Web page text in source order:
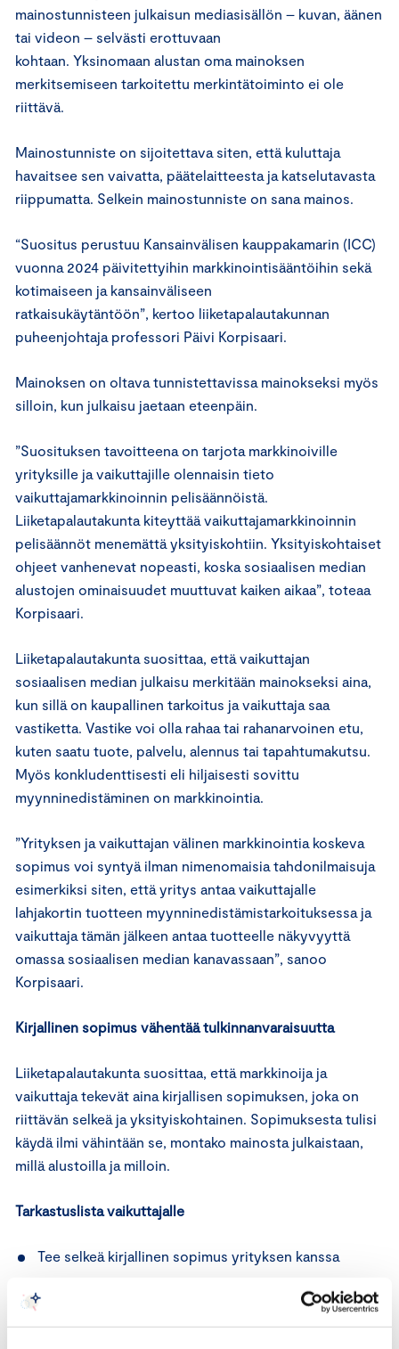
mainostunnisteen julkaisun mediasisällön – kuvan, äänen
tai videon – selvästi erottuvaan
kohtaan. Yksinomaan alustan oma mainoksen
merkitsemiseen tarkoitettu merkintätoiminto ei ole
riittävä.
Mainostunniste on sijoitettava siten, että kuluttaja
havaitsee sen vaivatta, päätelaitteesta ja katselutavasta
riippumatta. Selkein mainostunniste on sana mainos.
“Suositus perustuu Kansainvälisen kauppakamarin (ICC)
vuonna 2024 päivitettyihin markkinointisääntöihin sekä
kotimaiseen ja kansainväliseen
ratkaisukäytäntöön”, kertoo liiketapalautakunnan
puheenjohtaja professori Päivi Korpisaari.
Mainoksen on oltava tunnistettavissa mainokseksi myös
silloin, kun julkaisu jaetaan eteenpäin.
”Suosituksen tavoitteena on tarjota markkinoiville
yrityksille ja vaikuttajille olennaisin tieto
vaikuttajamarkkinoinnin pelisäännöistä.
Liiketapalautakunta kiteyttää vaikuttajamarkkinoinnin
pelisäännöt menemättä yksityiskohtiin. Yksityiskohtaiset
ohjeet vanhenevat nopeasti, koska sosiaalisen median
alustojen ominaisuudet muuttuvat kaiken aikaa”, toteaa
Korpisaari.
Liiketapalautakunta suosittaa, että vaikuttajan
sosiaalisen median julkaisu merkitään mainokseksi aina,
kun sillä on kaupallinen tarkoitus ja vaikuttaja saa
vastiketta. Vastike voi olla rahaa tai rahanarvoinen etu,
kuten saatu tuote, palvelu, alennus tai tapahtumakutsu.
Myös konkludenttisesti eli hiljaisesti sovittu
myynninedistäminen on markkinointia.
”Yrityksen ja vaikuttajan välinen markkinointia koskeva
sopimus voi syntyä ilman nimenomaisia tahdonilmaisuja
esimerkiksi siten, että yritys antaa vaikuttajalle
lahjakortin tuotteen myynninedistämistarkoituksessa ja
vaikuttaja tämän jälkeen antaa tuotteelle näkyvyyttä
omassa sosiaalisen median kanavassaan”, sanoo
Korpisaari.
Kirjallinen sopimus vähentää tulkinnanvaraisuutta
Liiketapalautakunta suosittaa, että markkinoija ja
vaikuttaja tekevät aina kirjallisen sopimuksen, joka on
riittävän selkeä ja yksityiskohtainen. Sopimuksesta tulisi
käydä ilmi vähintään se, montako mainosta julkaistaan,
millä alustoilla ja milloin.
Tarkastuslista vaikuttajalle
Tee selkeä kirjallinen sopimus yrityksen kanssa
Käytä näkyvää ja yksiselitteistä mainostunnistetta
— ensisijaisesti sanaa”MAINOS”